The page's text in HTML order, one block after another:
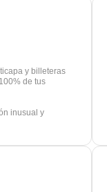
y billeteras
de tus
inusual y